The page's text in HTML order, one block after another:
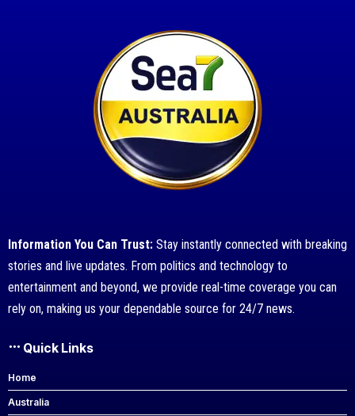
Information You Can Trust: Stay instantly connected with breaking
stories and live updates. From politics and technology to
entertainment and beyond, we provide real-time coverage you can
rely on, making us your dependable source for 24/7 news.
Quick Links
Home
Australia